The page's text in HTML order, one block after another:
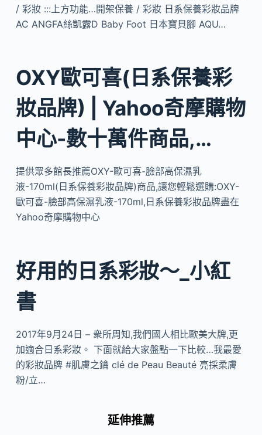
/ 彩妝 :::上方功能…開架保養 / 彩妝 日系保養彩妝品牌
AC ANGFA絲凱露D Baby Foot 日本寶貝腳 AQU…
OXY歐可喜(日系保養彩
妝品牌) | Yahoo奇摩購物
中心-數十萬件商品,…
提供眾多館長推薦OXY-歐可喜-臉部高保濕乳
液-170ml(日系保養彩妝品牌)商品,讓您輕鬆選購:OXY-
歐可喜-臉部高保濕乳液-170ml,日系保養彩妝品牌盡在
Yahoo奇摩購物中心
好用的日系彩妝～_小紅
書
2017年9月24日 – 衆所周知,我們國人相比歐美大牌,更
加適合日系彩妝。 下面就給大家盤點一下比較…我最愛
的彩妝品牌 #肌膚之鑰 clé de Peau Beauté 亮採柔膚
粉/立…
延伸推薦